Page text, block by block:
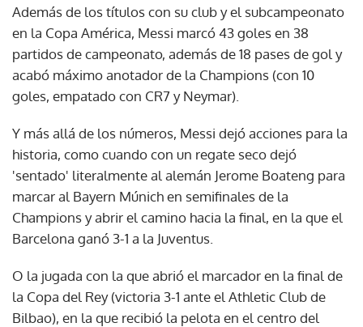
Además de los títulos con su club y el subcampeonato
en la Copa América, Messi marcó 43 goles en 38
partidos de campeonato, además de 18 pases de gol y
acabó máximo anotador de la Champions (con 10
goles, empatado con CR7 y Neymar).
Y más allá de los números, Messi dejó acciones para la
historia, como cuando con un regate seco dejó
'sentado' literalmente al alemán Jerome Boateng para
marcar al Bayern Múnich en semifinales de la
Champions y abrir el camino hacia la final, en la que el
Barcelona ganó 3-1 a la Juventus.
O la jugada con la que abrió el marcador en la final de
la Copa del Rey (victoria 3-1 ante el Athletic Club de
Bilbao), en la que recibió la pelota en el centro del